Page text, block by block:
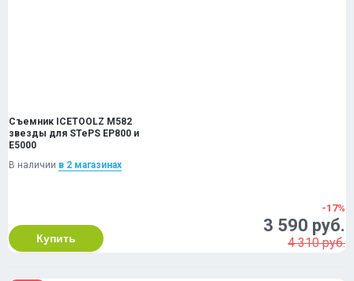
Съемник ICETOOLZ M582
звезды для STePS EP800 и
E5000
В наличии в 2 магазинах
Купить
-17%
3 590 руб.
4 310 руб.